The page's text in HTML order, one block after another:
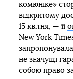
комюніке»
відкритому
15 квітня, — її
New York
запропонувала
не значущі
собою право